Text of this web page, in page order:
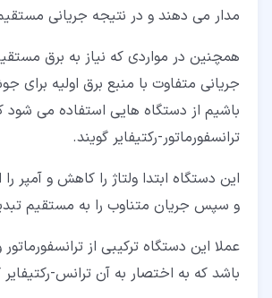
مدار می دهند و در نتیجه جریانی
همچنین در مواردی که نیاز به برق
جریانی متفاوت با منبع برق اولیه برای
باشیم از دستگاه هایی استفاده می شود
ترانسفورماتور-رکتیفایر گویند.
این دستگاه ابتدا ولتاژ را کاهش و آمپر
و سپس جریان متناوب را به مستقیم
عملا این دستگاه ترکیبی از
باشد که به اختصار به آن ترانس-رکتیفایر